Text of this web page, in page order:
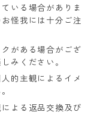
いる場合がありま
怪我には十分ご注
がある場合がござ
みください。
的主観によるイメ
よる返品交換及び